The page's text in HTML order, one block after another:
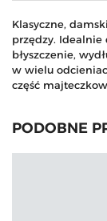
Klasyczne,
przędzy. Idealnie
błyszczenie,
w wielu
część
PODOBNE